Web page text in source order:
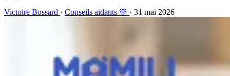
Victoire Bossard · Conseils aidants 💙 · 31 mai 2026